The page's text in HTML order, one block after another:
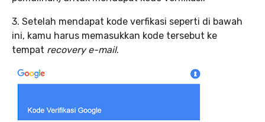
3. Setelah mendapat kode verfikasi seperti di bawah
ini, kamu harus memasukkan kode tersebut ke
tempat recovery e-mail.